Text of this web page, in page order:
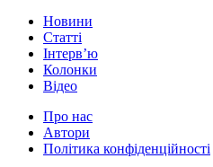
Новини
Статті
Інтерв’ю
Колонки
Відео
Про нас
Автори
Політика конфіденційності